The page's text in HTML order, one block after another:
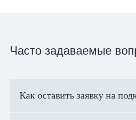
Часто задаваемые
Как оставить заявку на